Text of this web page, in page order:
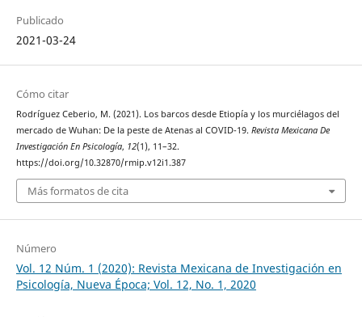
Publicado
2021-03-24
Cómo citar
Rodríguez Ceberio, M. (2021). Los barcos desde Etiopía y los murciélagos del
mercado de Wuhan: De la peste de Atenas al COVID-19. Revista Mexicana De
Investigación En Psicología, 12(1), 11–32.
https://doi.org/10.32870/rmip.v12i1.387
Más formatos de cita
Número
Vol. 12 Núm. 1 (2020): Revista Mexicana de Investigación en
Psicología, Nueva Época; Vol. 12, No. 1, 2020